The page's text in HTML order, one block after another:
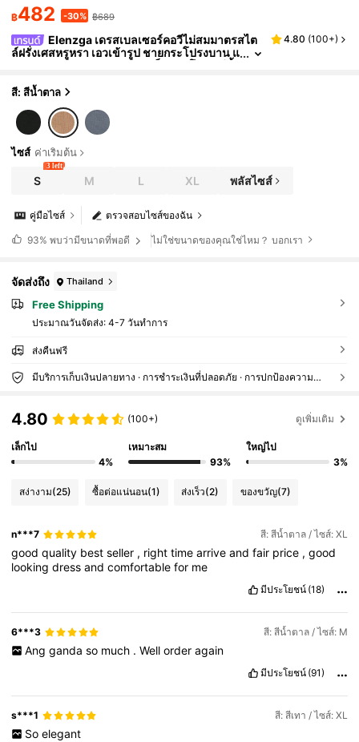
฿482 -30% ฿689
Elenzga เดรสเบลเซอร์คอวีไม่สมมาตรสไต
ล์ฝรั่งเศสหรูหรา เอวเข้ารูป ชายกระโปรงบาน แ
4.80 (100+)
สี: สีน้ำตาล
ไซส์ ค่าเริ่มต้น
S
3 left
M L XL พลัสไซส์
ตรวจสอบไซส์ของฉัน
คู่มือไซส์
93% พบว่ามีขนาดที่พอดี ไม่ใช่ขนาดของคุณใช่ไหม？ บอกเรา
จัดส่งถึง Thailand
Free Shipping
ประมาณวันจัดส่ง: 4-7 วันทำการ
ส่งคืนฟรี
มีบริการเก็บเงินปลายทาง · การชำระเงินที่ปลอดภัย · การปกป้องความเป็นส่วนตัว
4.80 (100+) ดูเพิ่มเติม
เล็กไป
4%
เหมาะสม
93%
ใหญ่ไป
3%
สง่างาม(25) ซื้อต่อแน่นอน(1) ส่งเร็ว(2) ของขวัญ(7)
n***7 สี: สีน้ำตาล / ไซส์: XL
goodquality bestseller , righttimearriveandfair price ,good
lookingdressandcomfortablefor me
มีประโยชน์ (18)
6***3 สี: สีน้ำตาล / ไซส์: M
Ang ganda so much . Well order again
มีประโยชน์ (91)
s***1 สี: สีเทา / ไซส์: XL
So elegant